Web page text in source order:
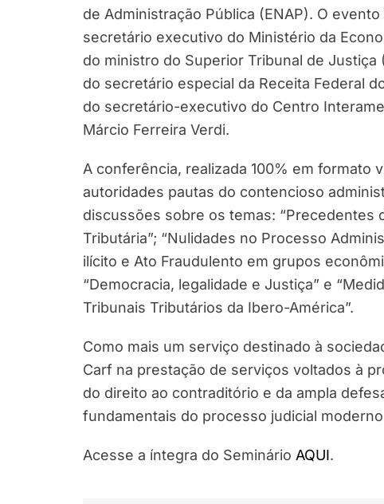
de Administração Pública (ENAP). O
secretário executivo do Ministério da
do ministro do Superior Tribunal de Justiça
do secretário especial da Receita Federal
do secretário-executivo do Centro
Márcio Ferreira Verdi.
A conferência, realizada 100% em formato
autoridades pautas do contencioso
discussões sobre os temas: “Precedentes
Tributária”; “Nulidades no Processo
ilícito e Ato Fraudulento em grupos
“Democracia, legalidade e Justiça” e
Tribunais Tributários da Ibero-América”.
Como mais um serviço destinado à
Carf na prestação de serviços voltados à
do direito ao contraditório e da ampla
fundamentais do processo judicial
Acesse a íntegra do Seminário AQUI.